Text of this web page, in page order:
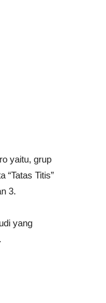
yaitu, grup
“Tatas Titis”
3.
yang